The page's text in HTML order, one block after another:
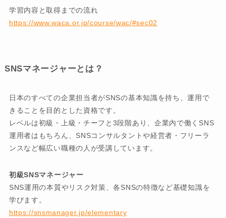
学習内容と取得までの流れ
https://www.waca.or.jp/course/wac/#sec02
SNSマネージャーとは？
日本のすべての企業担当者がSNSの基本知識を持ち、運用で
きることを目的とした資格です。
レベルは初級・上級・チーフと3段階あり、企業内で働くSNS
運用者はもちろん、SNSコンサルタントや経営者・フリーラ
ンスなど幅広い職種の人が受講しています。
初級SNSマネージャー
SNS運用の本質やリスク対策、各SNSの特徴など基礎知識を
学びます。
https://snsmanager.jp/elementary